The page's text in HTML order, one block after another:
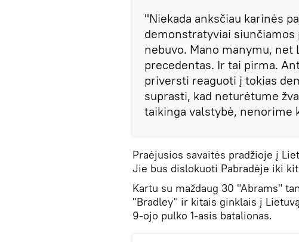
"Niekada anksčiau karinės
demonstratyviai siunčiamos
nebuvo. Mano manymu, net
precedentas. Ir tai pirma.
priversti reaguoti į tokias
suprasti, kad neturėtume
taikinga valstybė, nenorime
Praėjusios savaitės pradžioje į
Jie bus dislokuoti Pabradėje iki
Kartu su maždaug 30 "Abrams"
"Bradley" ir kitais ginklais į
9-ojo pulko 1-asis batalionas.